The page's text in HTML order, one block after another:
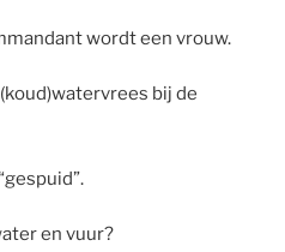
wordt een vrouw.
bij de
en vuur?